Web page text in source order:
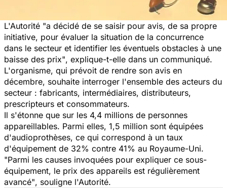
L'Autorité "a décidé de se saisir pour avis, de sa propre
initiative, pour évaluer la situation de la concurrence
dans le secteur et identifier les éventuels obstacles à une
baisse des prix", explique-t-elle dans un communiqué.
L'organisme, qui prévoit de rendre son avis en
décembre, souhaite interroger l'ensemble des acteurs du
secteur : fabricants, intermédiaires, distributeurs,
prescripteurs et consommateurs.
Il s'étonne que sur les 4,4 millions de personnes
appareillables. Parmi elles, 1,5 million sont équipées
d'audioprothèses, ce qui correspond à un taux
d'équipement de 32% contre 41% au Royaume-Uni.
"Parmi les causes invoquées pour expliquer ce sous-
équipement, le prix des appareils est régulièrement
avancé", souligne l'Autorité.